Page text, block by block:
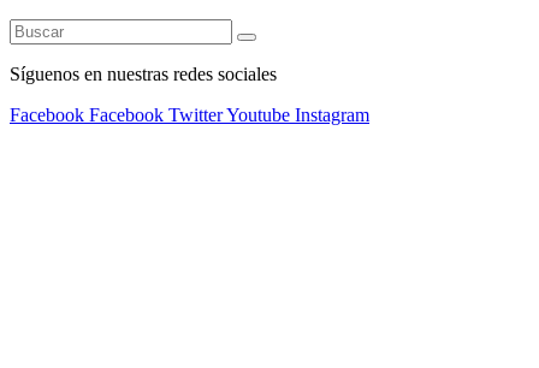
Síguenos en nuestras redes sociales
Facebook Facebook TwitterYoutube Instagram